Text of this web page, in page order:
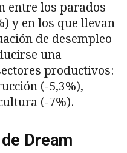
entre los parados
y en los que llevan
de desempleo
una
productivos:
(-5,3%),
(-7%).
Dream